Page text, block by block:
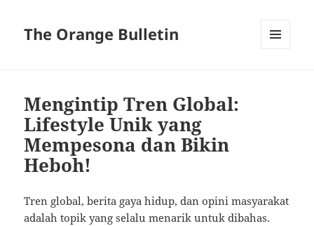
The Orange Bulletin
Mengintip Tren Global:
Lifestyle Unik yang
Mempesona dan Bikin
Heboh!
Tren global, berita gaya hidup, dan opini masyarakat
adalah topik yang selalu menarik untuk dibahas.